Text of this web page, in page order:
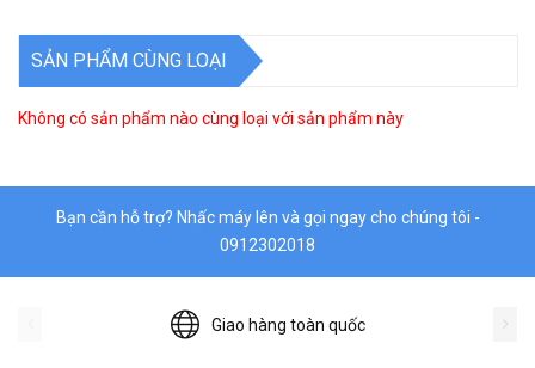
SẢN PHẨM CÙNG LOẠI
Không có sản phẩm nào cùng loại với sản phẩm này
Bạn cần hỗ trợ? Nhấc máy lên và gọi ngay cho chúng tôi -
0912302018
Giao hàng toàn quốc